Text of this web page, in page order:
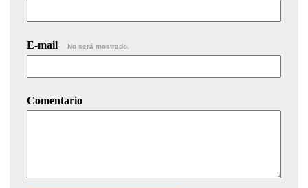
E-mail No será mostrado.
Comentario